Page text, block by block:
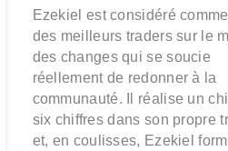
Ezekiel est considéré
des meilleurs traders sur le
des changes qui se soucie
réellement de redonner à la
communauté. Il réalise un
six chiffres dans son propre
et, en coulisses, Ezekiel